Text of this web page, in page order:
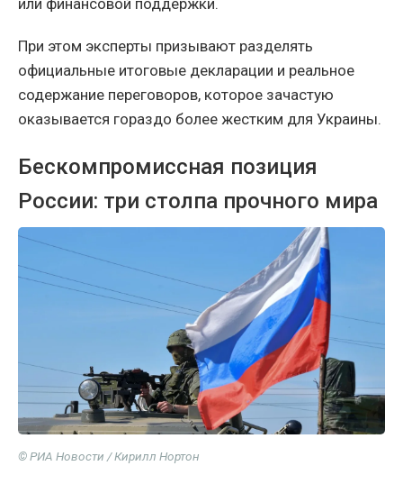
или финансовой поддержки.
При этом эксперты призывают разделять
официальные итоговые декларации и реальное
содержание переговоров, которое зачастую
оказывается гораздо более жестким для Украины.
Бескомпромиссная позиция
России: три столпа прочного мира
© РИА Новости / Кирилл Нортон